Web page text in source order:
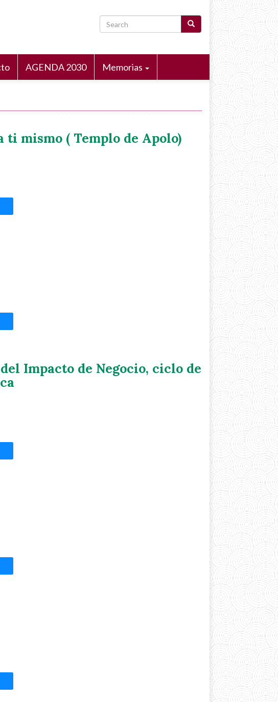
AGENDA 2030 Memorias
Search
ti mismo ( Templo de Apolo)
Impacto de Negocio, ciclo de